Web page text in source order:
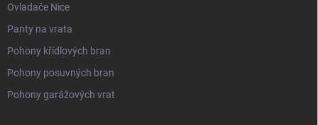
Ovladače Nice
Panty na vrata
Pohony křídlových bran
Pohony posuvných bran
Pohony garážových vrat